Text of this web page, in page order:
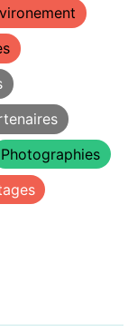
Photographies